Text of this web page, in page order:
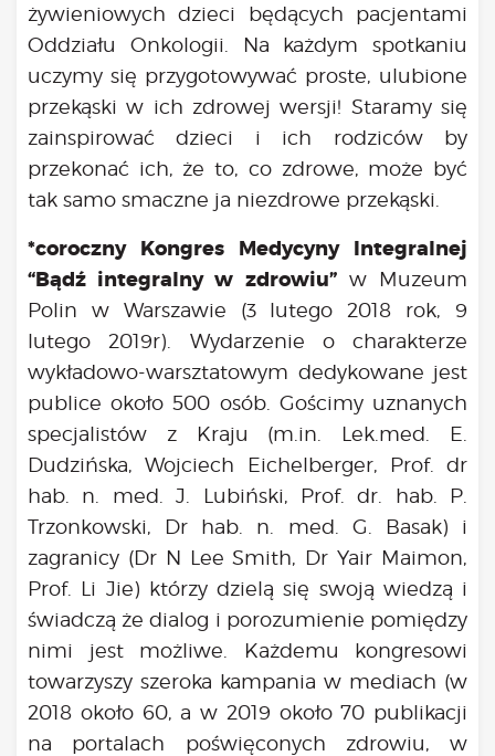
żywieniowych dzieci będących pacjentami
Oddziału Onkologii. Na każdym spotkaniu
uczymy się przygotowywać proste, ulubione
przekąski w ich zdrowej wersji! Staramy się
zainspirować dzieci i ich rodziców by
przekonać ich, że to, co zdrowe, może być
tak samo smaczne ja niezdrowe przekąski.
*coroczny Kongres Medycyny Integralnej
“Bądź integralny w zdrowiu”w Muzeum
Polin w Warszawie (3 lutego 2018 rok, 9
lutego 2019r). Wydarzenie o charakterze
wykładowo-warsztatowym dedykowane jest
publice około 500 osób. Gościmy uznanych
specjalistów z Kraju (m.in. Lek.med. E.
Dudzińska, Wojciech Eichelberger, Prof. dr
hab. n. med. J. Lubiński, Prof. dr. hab. P.
Trzonkowski, Dr hab. n. med. G. Basak) i
zagranicy (Dr N Lee Smith, Dr Yair Maimon,
Prof. Li Jie) którzy dzielą się swoją wiedzą i
świadczą że dialog i porozumienie pomiędzy
nimi jest możliwe. Każdemu kongresowi
towarzyszy szeroka kampania w mediach (w
2018 około 60, a w 2019 około 70 publikacji
na portalach poświęconych zdrowiu, w
Media
Filmy
Galeria
„Bądź” w mediach
Kontakt